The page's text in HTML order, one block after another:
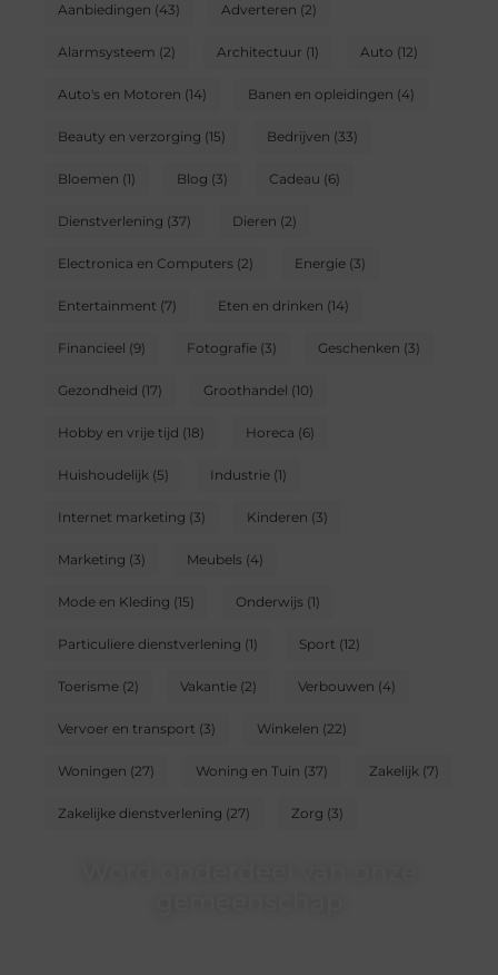
Aanbiedingen (43) Adverteren (2)
Alarmsysteem (2) Architectuur (1) Auto (12)
Auto's en Motoren (14) Banen en opleidingen (4)
Beauty en verzorging (15) Bedrijven (33)
Bloemen (1) Blog (3) Cadeau (6)
Dienstverlening (37) Dieren (2)
Electronica en Computers(2) Energie(3)
Entertainment (7) Eten en drinken (14)
Financieel (9) Fotografie(3) Geschenken (3)
Gezondheid (17) Groothandel (10)
Hobby en vrije tijd (18) Horeca (6)
Huishoudelijk(5) Industrie(1)
Internet marketing (3) Kinderen (3)
Marketing (3) Meubels(4)
Mode en Kleding (15) Onderwijs(1)
Particuliere dienstverlening (1) Sport (12)
Toerisme(2) Vakantie(2) Verbouwen (4)
Vervoer en transport (3) Winkelen (22)
Woningen (27) Woning en Tuin (37) Zakelijk(7)
Zakelijke dienstverlening (27) Zorg (3)